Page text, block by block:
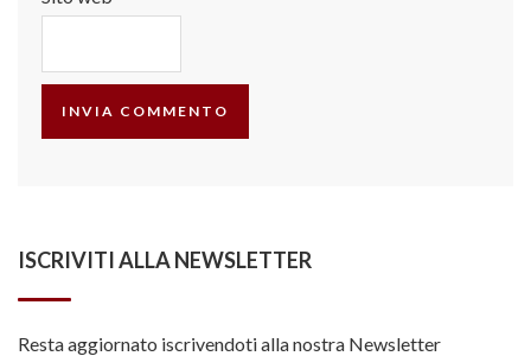
ISCRIVITI ALLA NEWSLETTER
Resta aggiornato iscrivendoti alla nostra Newsletter